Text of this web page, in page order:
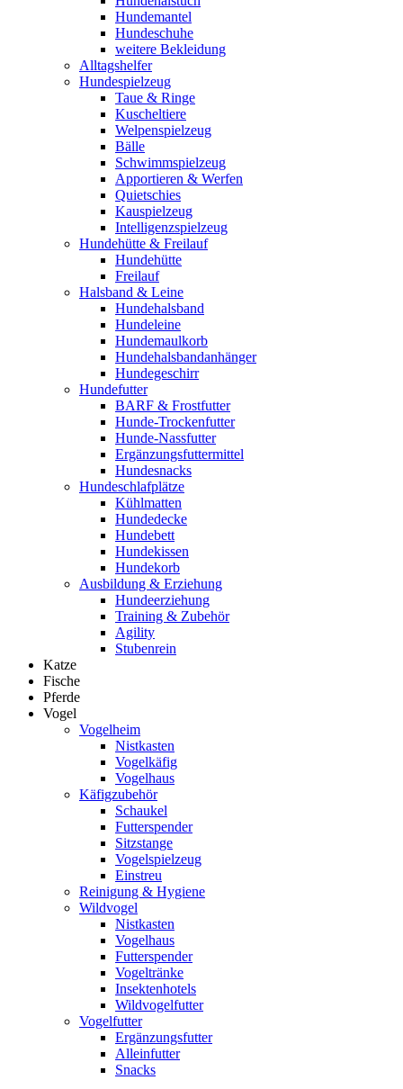
Hundemantel
Hundeschuhe
weitere Bekleidung
Alltagshelfer
Hundespielzeug
Taue & Ringe
Kuscheltiere
Welpenspielzeug
Bälle
Schwimmspielzeug
Apportieren & Werfen
Quietschies
Kauspielzeug
Intelligenzspielzeug
Hundehütte & Freilauf
Hundehütte
Freilauf
Halsband & Leine
Hundehalsband
Hundeleine
Hundemaulkorb
Hundehalsbandanhänger
Hundegeschirr
Hundefutter
BARF & Frostfutter
Hunde-Trockenfutter
Hunde-Nassfutter
Ergänzungsfuttermittel
Hundesnacks
Hundeschlafplätze
Kühlmatten
Hundedecke
Hundebett
Hundekissen
Hundekorb
Ausbildung & Erziehung
Hundeerziehung
Training & Zubehör
Agility
Stubenrein
Katze
Fische
Pferde
Vogel
Vogelheim
Nistkasten
Vogelkäfig
Vogelhaus
Käfigzubehör
Schaukel
Futterspender
Sitzstange
Vogelspielzeug
Einstreu
Reinigung & Hygiene
Wildvogel
Nistkasten
Vogelhaus
Futterspender
Vogeltränke
Insektenhotels
Wildvogelfutter
Vogelfutter
Ergänzungsfutter
Alleinfutter
Snacks